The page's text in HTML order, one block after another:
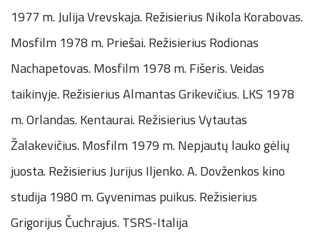
1977 m. Julija Vrevskaja. Režisierius Nikola Korabovas.
Mosfilm 1978 m. Priešai. Režisierius Rodionas
Nachapetovas. Mosfilm 1978 m. Fišeris. Veidas
taikinyje. Režisierius Almantas Grikevičius. LKS 1978
m. Orlandas. Kentaurai. Režisierius Vytautas
Žalakevičius. Mosfilm 1979 m. Nepjautų lauko gėlių
juosta. Režisierius Jurijus Iljenko. A. Dovženkos kino
studija 1980 m. Gyvenimas puikus. Režisierius
Grigorijus Čuchrajus. TSRS-Italija